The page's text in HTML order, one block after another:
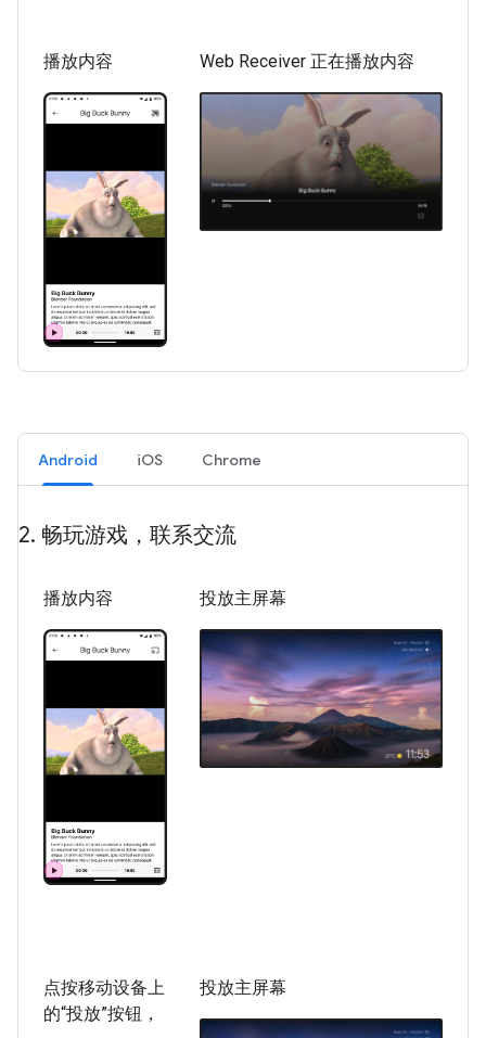
播放内容 Web Receiver 正在播放内容
Android iOS Chrome
2. 畅玩游戏，联系交流
播放内容 投放主屏幕
点按移动设备上
的“投放”按钮，
投放主屏幕